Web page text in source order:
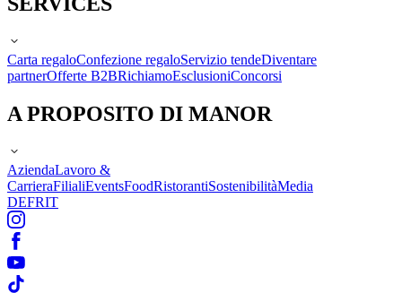
Carta regaloConfezione regaloServizio tendeDiventare
partnerOfferte B2BRichiamoEsclusioniConcorsi
A PROPOSITO DI MANOR
AziendaLavoro &
CarrieraFilialiEventsFoodRistorantiSostenibilitàMedia
DEFRIT